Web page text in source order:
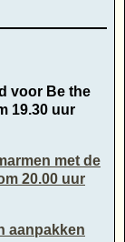
voor Be the
19.30 uur
met de
20.00 uur
aanpakken